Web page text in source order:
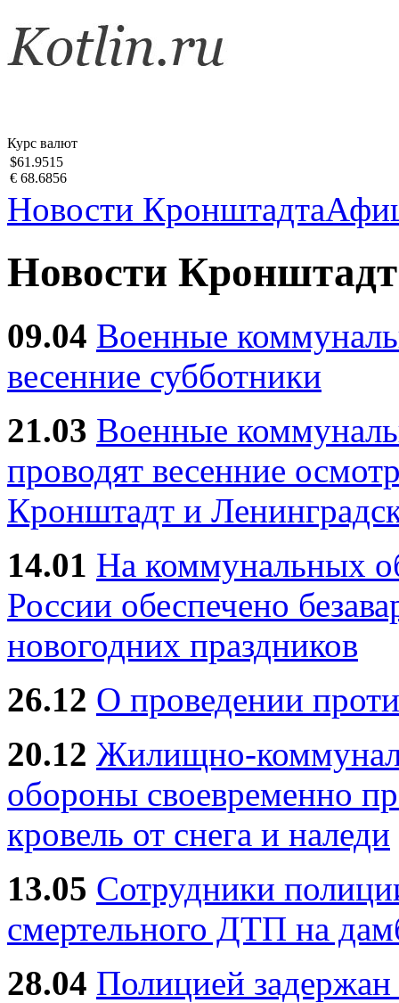
Курс валют
$61.9515
€ 68.6856
Новости Кронштадта
Новости
09.04 Военные
весенние субботники
21.03 Военные
проводят весенние
Кронштадт и
14.01 На коммунальных
России обеспечено
новогодних праздников
26.12 О проведении
20.12 Жилищно-
обороны своевременно
кровель от снега и наледи
13.05 Сотрудники
смертельного ДТП на
28.04 Полицией